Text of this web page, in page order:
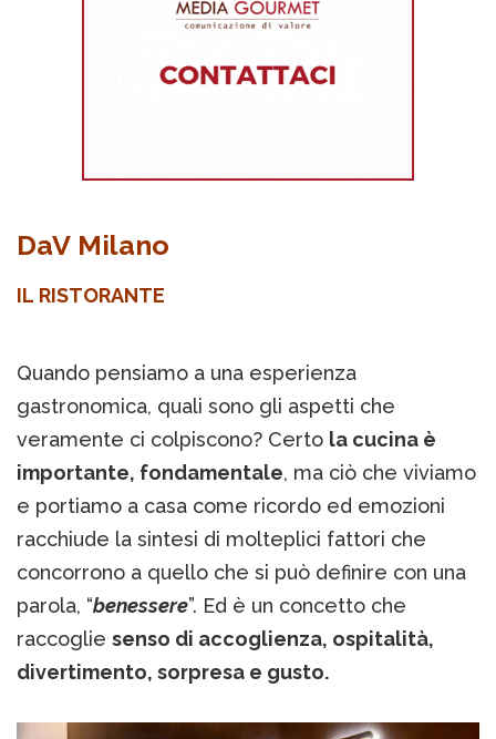
DaV Milano
IL RISTORANTE
Quando pensiamo a una esperienza
gastronomica, quali sono gli aspetti che
veramente ci colpiscono? Certo la cucina è
importante, fondamentale, ma ciò che viviamo
e portiamo a casa come ricordo ed emozioni
racchiude la sintesi di molteplici fattori che
concorrono a quello che si può definire con una
parola, “benessere”. Ed è un concetto che
raccoglie senso di accoglienza, ospitalità,
divertimento, sorpresa e gusto.